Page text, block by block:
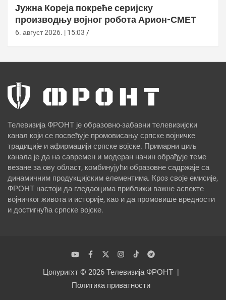
Јужна Кореја покреће серијску
производњу војног робота Арион-СМЕТ
6. август 2026. | 15:03
Телевизија ФРОНТ је образовно-забавни телевизијски
канал који се посвећује промовисању српске војничке
традиције и афирмацији српске војске. Примарни циљ
канала је да на савремен и модеран начин обрађује теме
везане за ову област, комбинујући образовне садржаје са
динамичним продукцијским елементима. Кроз своје емисије,
ФРОНТ настоји да гледаоцима приближи важне аспекте
војничког живота и историје, као и да промовише вредности
и достигнућа српске војске.
Цопyригхт © 2026 Телевизија ФРОНТ
Политика приватности